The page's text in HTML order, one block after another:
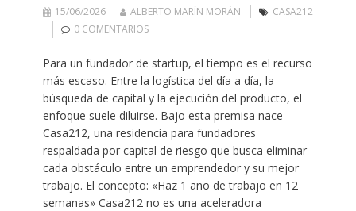
15/06/2026 ALBERTO MARÍN MORÁN
CASA212
0 COMENTARIOS
Para un fundador de startup, el tiempo es el recurso
más escaso. Entre la logística del día a día, la
búsqueda de capital y la ejecución del producto, el
enfoque suele diluirse. Bajo esta premisa nace
Casa212, una residencia para fundadores
respaldada por capital de riesgo que busca eliminar
cada obstáculo entre un emprendedor y su mejor
trabajo. El concepto: «Haz 1 año de trabajo en 12
semanas» Casa212 no es una aceleradora